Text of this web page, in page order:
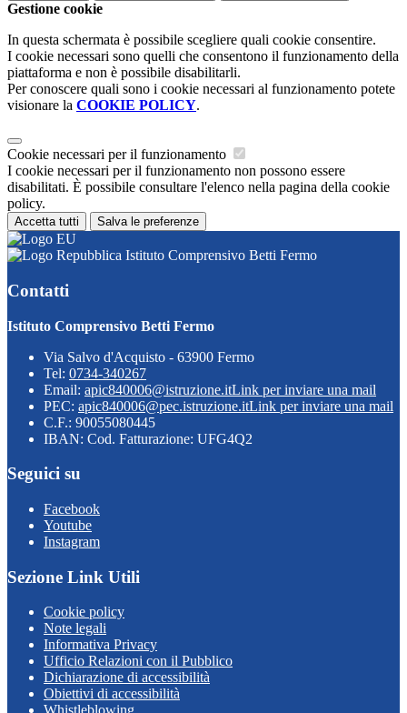
Gestione cookie
In questa schermata è possibile scegliere quali cookie consentire.
I cookie necessari sono quelli che consentono il funzionamento della
piattaforma e non è possibile disabilitarli.
Per conoscere quali sono i cookie necessari al funzionamento potete
visionare la COOKIE POLICY.
Cookie necessari per il funzionamento
I cookie necessari per il funzionamento non possono essere
disabilitati. È possibile consultare l'elenco nella pagina della cookie
policy.
Accetta tutti Salva le preferenze
Istituto Comprensivo Betti Fermo
Contatti
Istituto Comprensivo Betti Fermo
Via Salvo d'Acquisto - 63900 Fermo
Tel: 0734-340267
Email: apic840006@istruzione.itLink per inviare una mail
PEC: apic840006@pec.istruzione.itLink per inviare una mail
C.F.: 90055080445
IBAN: Cod. Fatturazione: UFG4Q2
Seguici su
Facebook
Youtube
Instagram
Sezione Link Utili
Cookie policy
Note legali
Informativa Privacy
Ufficio Relazioni con il Pubblico
Dichiarazione di accessibilità
Obiettivi di accessibilità